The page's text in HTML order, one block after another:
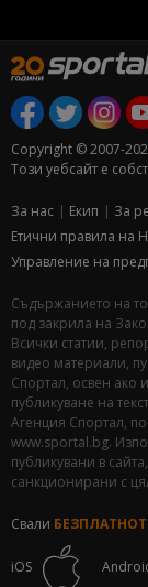
Copyright © 2007-
Този уебсайт е
За нас Екип За
Етични правила на
Управление на
Съдържанието на
под закрила на
Всички статии,
видео материали,
Спортал, освен ако
публикуване на
Агенция Спортал,
www.sportal.bg.
публикувани в
санкционирани с
Свали
iOS